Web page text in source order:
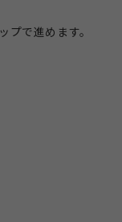
で進めます。